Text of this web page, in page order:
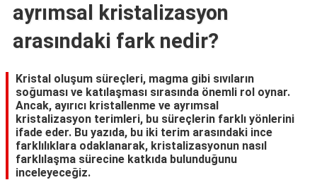
ayrımsal kristalizasyon
arasındaki fark nedir?
Kristal oluşum süreçleri, magma gibi sıvıların
soğuması ve katılaşması sırasında önemli rol oynar.
Ancak, ayırıcı kristallenme ve ayrımsal
kristalizasyon terimleri, bu süreçlerin farklı yönlerini
ifade eder. Bu yazıda, bu iki terim arasındaki ince
farklılıklara odaklanarak, kristalizasyonun nasıl
farklılaşma sürecine katkıda bulunduğunu
inceleyeceğiz.